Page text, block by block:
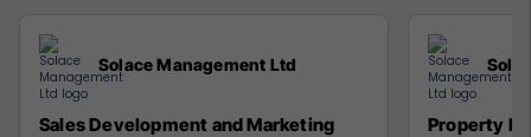
Solace Management Ltd
Sales Development and Marketing
Property